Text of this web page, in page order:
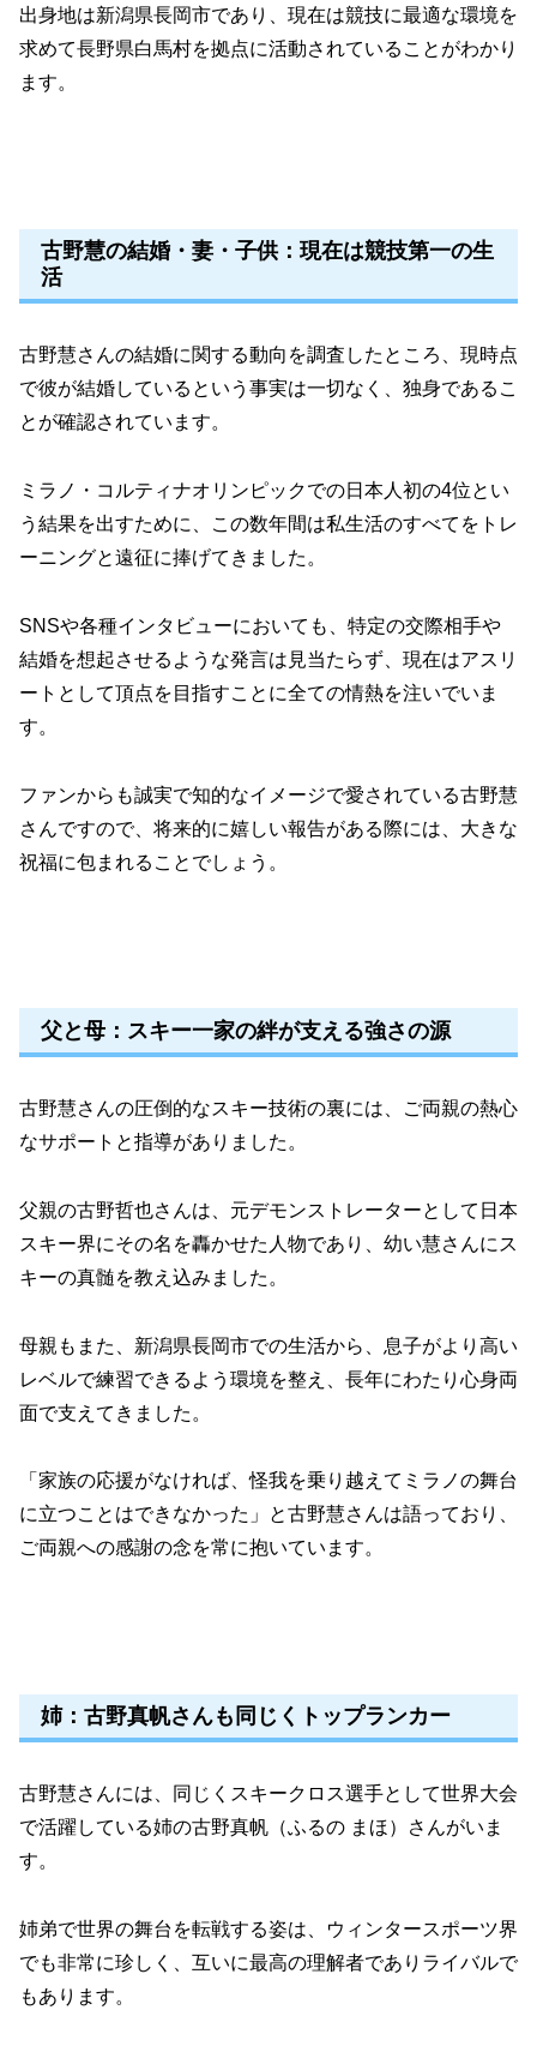
出身地は新潟県長岡市であり、現在は競技に最適な環境を
求めて長野県白馬村を拠点に活動されていることがわかり
ます。
古野慧の結婚・妻・子供：現在は競技第一の生
活
古野慧さんの結婚に関する動向を調査したところ、現時点
で彼が結婚しているという事実は一切なく、独身であるこ
とが確認されています。
ミラノ・コルティナオリンピックでの日本人初の4位とい
う結果を出すために、この数年間は私生活のすべてをトレ
ーニングと遠征に捧げてきました。
SNSや各種インタビューにおいても、特定の交際相手や
結婚を想起させるような発言は見当たらず、現在はアスリ
ートとして頂点を目指すことに全ての情熱を注いでいま
す。
ファンからも誠実で知的なイメージで愛されている古野慧
さんですので、将来的に嬉しい報告がある際には、大きな
祝福に包まれることでしょう。
父と母：スキー一家の絆が支える強さの源
古野慧さんの圧倒的なスキー技術の裏には、ご両親の熱心
なサポートと指導がありました。
父親の古野哲也さんは、元デモンストレーターとして日本
スキー界にその名を轟かせた人物であり、幼い慧さんにス
キーの真髄を教え込みました。
母親もまた、新潟県長岡市での生活から、息子がより高い
レベルで練習できるよう環境を整え、長年にわたり心身両
面で支えてきました。
「家族の応援がなければ、怪我を乗り越えてミラノの舞台
に立つことはできなかった」と古野慧さんは語っており、
ご両親への感謝の念を常に抱いています。
姉：古野真帆さんも同じくトップランカー
古野慧さんには、同じくスキークロス選手として世界大会
で活躍している姉の古野真帆（ふるの まほ）さんがいま
す。
姉弟で世界の舞台を転戦する姿は、ウィンタースポーツ界
でも非常に珍しく、互いに最高の理解者でありライバルで
もあります。